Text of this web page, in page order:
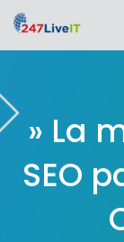
» La
SEO